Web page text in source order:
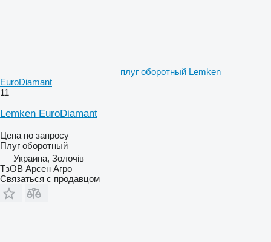
плуг оборотный Lemken
EuroDiamant
11
Lemken EuroDiamant
Цена по запросу
Плуг оборотный
Украина, Золочів
ТзОВ Арсен Агро
Связаться с продавцом